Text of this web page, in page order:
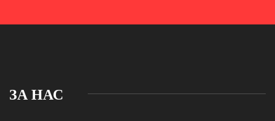
ЗА НАС